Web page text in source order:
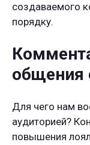
создаваемого
порядку.
общения
Для чего нам
аудиторией?
повышения